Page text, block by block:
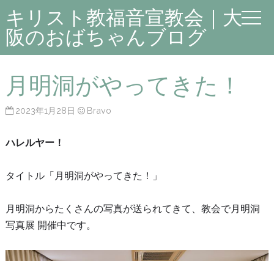
キリスト教福音宣教会｜大
阪のおばちゃんブログ
月明洞がやってきた！
2023年1月28日 Bravo
ハレルヤー！
タイトル「月明洞がやってきた！」
月明洞からたくさんの写真が送られてきて、教会で月明洞
写真展 開催中です。